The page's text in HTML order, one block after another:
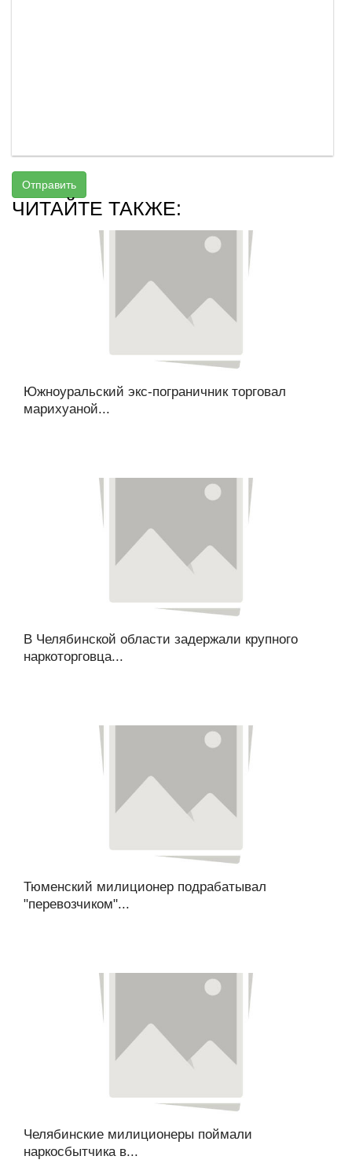
Отправить
ЧИТАЙТЕ ТАКЖЕ:
Южноуральский экс-пограничник торговал
марихуаной...
В Челябинской области задержали крупного
наркоторговца...
Тюменский милиционер подрабатывал
"перевозчиком"...
Челябинские милиционеры поймали
наркосбытчика в...